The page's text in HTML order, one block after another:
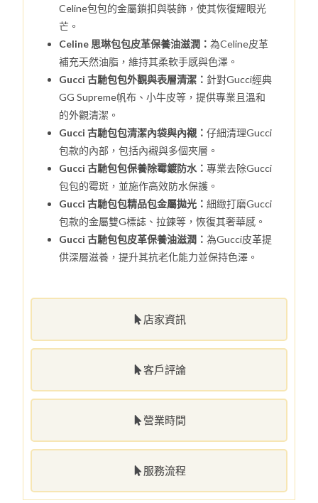
店家資訊
客戶評論
營業時間
服務流程
Celine包包的金屬鎖扣與裝飾，使其恢復耀眼光
芒。
Celine 思琳包包皮革保養油滋潤：為Celine皮革
補充天然油脂，維持其柔軟手感與色澤。
Gucci 古馳包包外觀與表層清潔： 針對Gucci經典
GG Supreme帆布、小牛皮等，提供專業且溫和
的外觀清潔。
Gucci 古馳包包清潔內袋與內襯：仔細清理Gucci
包款的內部，包括內襯與多個夾層。
Gucci 古馳包包保養除霉鍍防水：專業去除Gucci
包包的霉斑，並施作高效防水保護。
Gucci 古馳包包精品包金屬拋光：細緻打磨Gucci
包款的金屬雙G標誌、拉鍊等，恢復其奢華感。
Gucci 古馳包包皮革保養油滋潤：為Gucci皮革提
供深層滋養，提升其抗老化能力並保持色澤。